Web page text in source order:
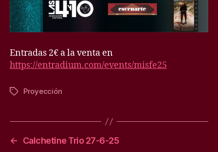
Entradas 2€ a la venta en
https://entradium.com/events/misfe25
Etiquetas
Proyección
←
Calchetine Trio 27-6-25